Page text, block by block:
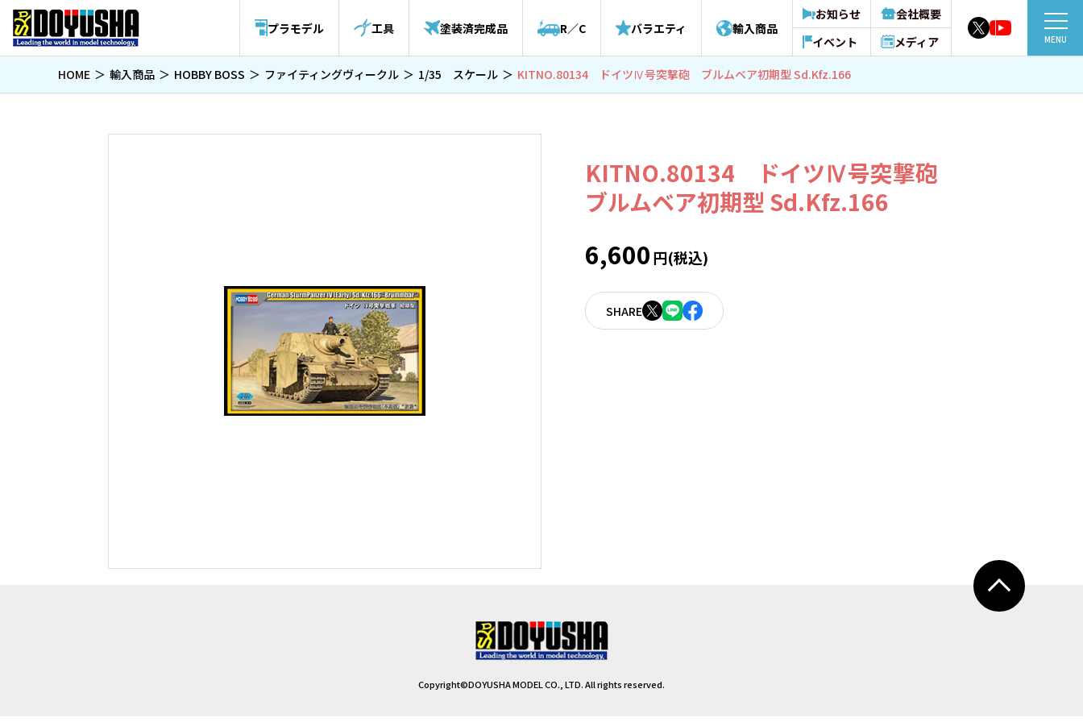
プラモデル 工具 塗装済完成品 R／C バラエティ 輸入商品
お知らせ
イベント
会社概要
メディア
MENU
HOME 輸入商品 HOBBY BOSS ファイティングヴィークル 1/35 スケール KITNO.80134 ドイツⅣ号突撃砲 ブルムベア初期型 Sd.Kfz.166
KITNO.80134 ドイツⅣ号突撃砲
ブルムベア初期型 Sd.Kfz.166
6,600円(税込)
SHARE
Copyright©DOYUSHA MODEL CO., LTD. All rights reserved.